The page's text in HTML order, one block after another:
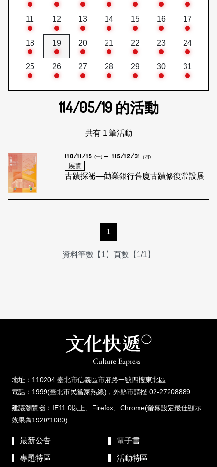
11 12 13 14 15 16 17
18 19 20 21 22 23 24
25 26 27 28 29 30 31
114/05/19 的活動
共有 1 筆活動
110/11/15 (一) 115/12/31 (四)
展覽
古蹟探祕—勸業銀行舊廈古蹟修復常設展
1
資料筆數【1】頁數【1/1】
:::
地址：110204 臺北市信義區市府路一號四樓東北區
電話：1999(臺北市民當家熱線)，外縣市請撥 02-27208889
建議瀏覽器：IE11.0以上、Firefox、Chrome(螢幕設定最佳顯示
效果為1920*1080)
最新公告 電子書
專題特區 活動特區